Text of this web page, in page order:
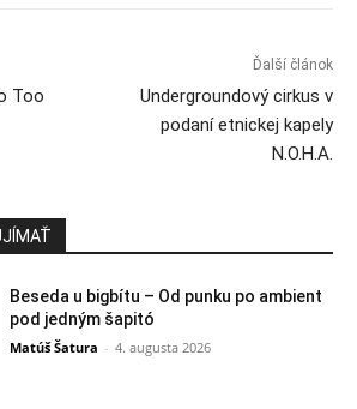
Too
Ďalší článok
Undergroundový cirkus v
podaní etnickej kapely
N.O.H.A.
Beseda u bigbítu – Od punku po ambient
pod jedným šapitó
Matúš Šatura - 4. augusta 2026